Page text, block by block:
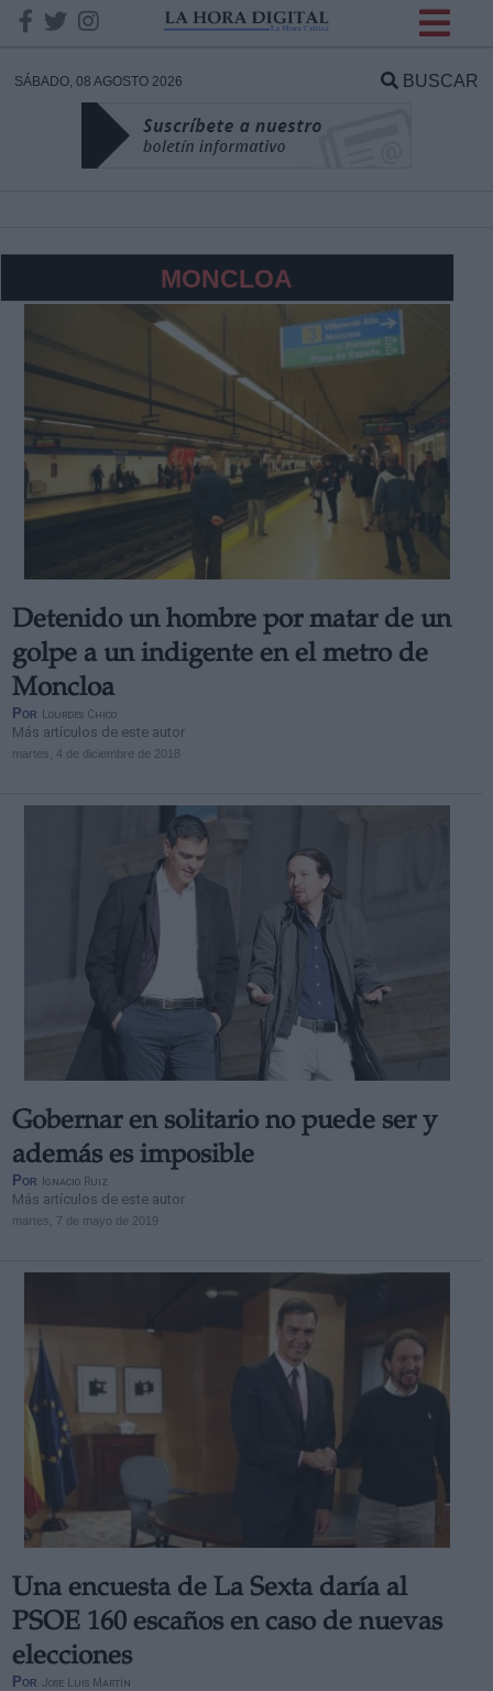
SÁBADO, 08 AGOSTO 2026 BUSCAR
MONCLOA
Detenido un hombre por matar de un
golpe a un indigente en el metro de
Moncloa
Por Lourdes Chico
Más artículos de este autor
martes, 4 de diciembre de 2018
Gobernar en solitario no puede ser y
además es imposible
Por Ignacio Ruiz
Más artículos de este autor
martes, 7 de mayo de 2019
Una encuesta de La Sexta daría al
PSOE 160 escaños en caso de nuevas
elecciones
Por Jose Luis Martín
DATOS
Responsable:
Legitimación:
Destinatarios:
Derechos:
Información adicional
link